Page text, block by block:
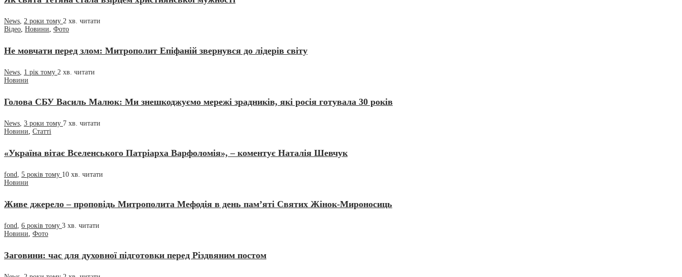
News, 2 роки тому 2 хв. читати
Відео, Новини, Фото
Не мовчати перед злом: Митрополит Епіфаній звернувся до лідерів світу
News, 1 рік тому 2 хв. читати
Новини
Голова СБУ Василь Малюк: Ми знешкоджуємо мережі зрадників, які росія готувала 30 років
News, 3 роки тому 7 хв. читати
Новини, Статті
«Україна вітає Вселенського Патріарха Варфоломія», – коментує Наталія Шевчук
fond 5 років тому 10 хв. читати
Новини
Живе джерело – проповідь Митрополита Мефодія в день пам’яті Святих Жінок-Мироносиць
fond 6 років тому 3 хв. читати
Новини Фото
Заговини: час для духовної підготовки перед Різдвяним постом